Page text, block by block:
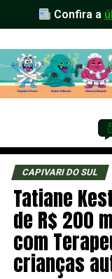
Confira a
CAPIVARI DO SUL
Tatiane
de R$ 200
com
crianças